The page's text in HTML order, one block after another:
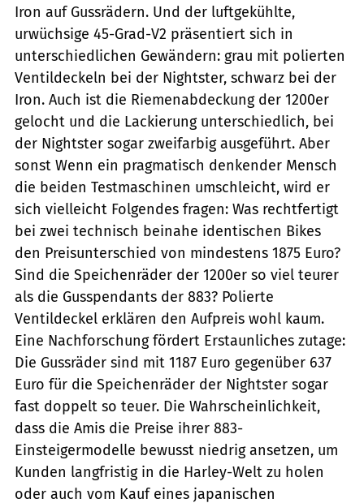
Iron auf Gussrädern. Und der luftgekühlte,
urwüchsige 45-Grad-V2 präsentiert sich in
unterschiedlichen Gewändern: grau mit polierten
Ventildeckeln bei der Nightster, schwarz bei der
Iron. Auch ist die Riemenabdeckung der 1200er
gelocht und die Lackierung unterschiedlich, bei
der Nightster sogar zweifarbig ausgeführt. Aber
sonst Wenn ein pragmatisch denkender Mensch
die beiden Testmaschinen umschleicht, wird er
sich vielleicht Folgendes fragen: Was rechtfertigt
bei zwei technisch beinahe identischen Bikes
den Preisunterschied von mindestens 1875 Euro?
Sind die Speichenräder der 1200er so viel teurer
als die Gusspendants der 883? Polierte
Ventildeckel erklären den Aufpreis wohl kaum.
Eine Nachforschung fördert Erstaunliches zutage:
Die Gussräder sind mit 1187 Euro gegenüber 637
Euro für die Speichenräder der Nightster sogar
fast doppelt so teuer. Die Wahrscheinlichkeit,
dass die Amis die Preise ihrer 883-
Einsteigermodelle bewusst niedrig ansetzen, um
Kunden langfristig in die Harley-Welt zu holen
oder auch vom Kauf eines japanischen